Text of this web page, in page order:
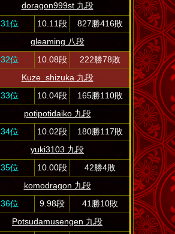
doragon999st 九段
31位
10.11段
827勝416敗
gleaming 八段
32位
10.08段
222勝78敗
Kuze_shizuka 九段
33位
10.04段
165勝110敗
potipotidaiko 九段
34位
10.02段
180勝117敗
yuki3103 九段
35位
10.00段
42勝4敗
komodragon 九段
36位
9.98段
41勝10敗
Potsudamusengen 九段